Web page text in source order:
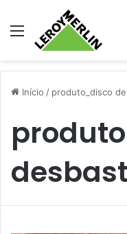
Menu
Início / produto_disco